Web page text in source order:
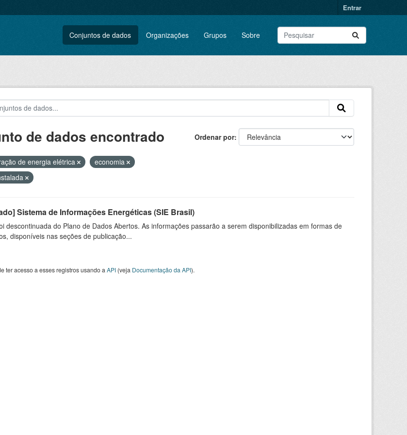
Entrar
Conjuntos de dados Organizações Grupos Sobre
Ordenar por
de dados encontrado
de energia elétrica
economia
Sistema de Informações Energéticas (SIE Brasil)
descontinuada do Plano de Dados Abertos. As informações passarão a serem disponibilizadas em formas de
disponíveis nas seções de publicação...
ter acesso a esses registros usando a API(veja Documentação da API).